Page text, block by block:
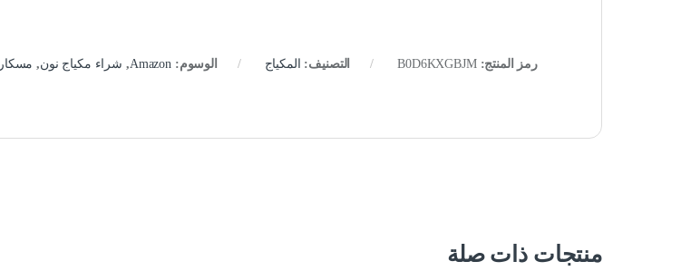
رمز المنتج:B0D6KXGBJM التصنيف: المكياج الوسوم:Amazon
, شراء مكياج نون, مسكارا
منتجات ذات صلة